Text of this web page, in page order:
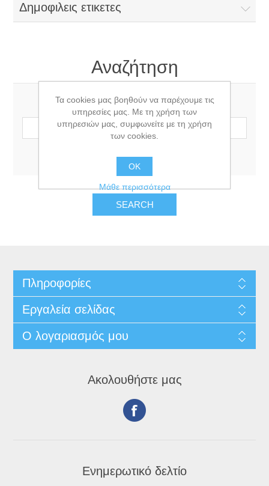
Δημοφιλεις ετικετες
Αναζήτηση
Όρος αναζήτησης:
Πληροφορίες
Εργαλεία σελίδας
Ο λογαριασμός μου
Ακολουθήστε μας
Ενημερωτικό δελτίο
Τα cookies μας βοηθούν να παρέχουμε τις
υπηρεσίες μας. Με τη χρήση των
υπηρεσιών μας, συμφωνείτε με τη χρήση
των cookies.
OK
Μάθε περισσότερα